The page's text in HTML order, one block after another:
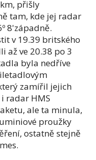
přišly
tam, kde jej radar
8'západně.
v 19.39 britského
až ve 20.38 po 3
byla nedříve
zamířil jejich
radar HMS
ale ta minula,
proužky
ostatně stejně